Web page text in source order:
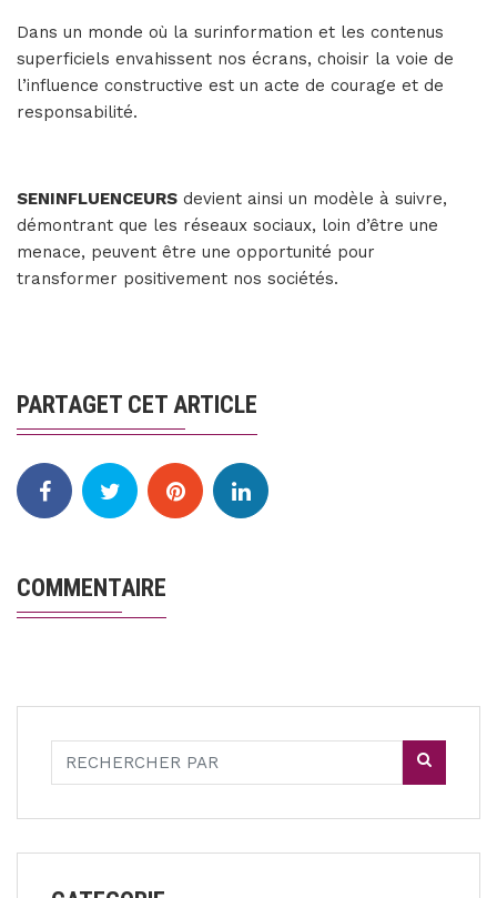
Dans un monde où la surinformation et les contenus
superficiels envahissent nos écrans, choisir la voie de
l’influence constructive est un acte de courage et de
responsabilité.
SENINFLUENCEURS devient ainsi un modèle à suivre,
démontrant que les réseaux sociaux, loin d’être une
menace, peuvent être une opportunité pour
transformer positivement nos sociétés.
PARTAGET CET ARTICLE
COMMENTAIRE